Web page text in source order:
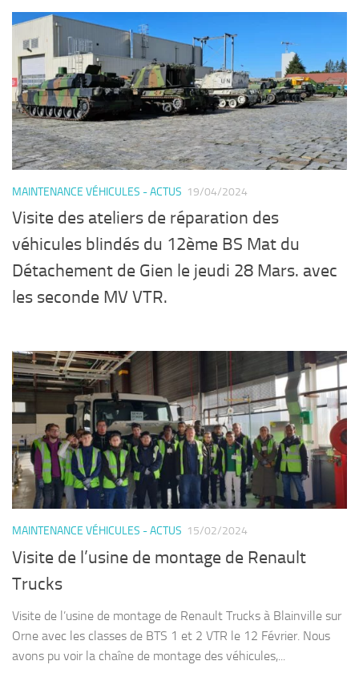
MAINTENANCE VÉHICULES - ACTUS 19/04/2024
Visite des ateliers de réparation des
véhicules blindés du 12ème BS Mat du
Détachement de Gien le jeudi 28 Mars. avec
les seconde MV VTR.
MAINTENANCE VÉHICULES - ACTUS 15/02/2024
Visite de l’usine de montage de Renault
Trucks
Visite de l’usine de montage de Renault Trucks à Blainville sur
Orne avec les classes de BTS 1 et 2 VTR le 12 Février. Nous
avons pu voir la chaîne de montage des véhicules,...